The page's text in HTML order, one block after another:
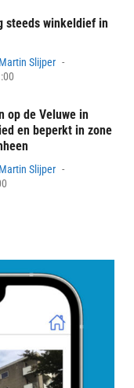
steeds winkeldief in
Martin Slijper
op de Veluwe in
en beperkt in zone
Martin Slijper